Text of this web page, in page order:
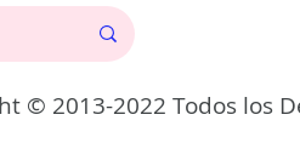
© 2013-2022 Todos los